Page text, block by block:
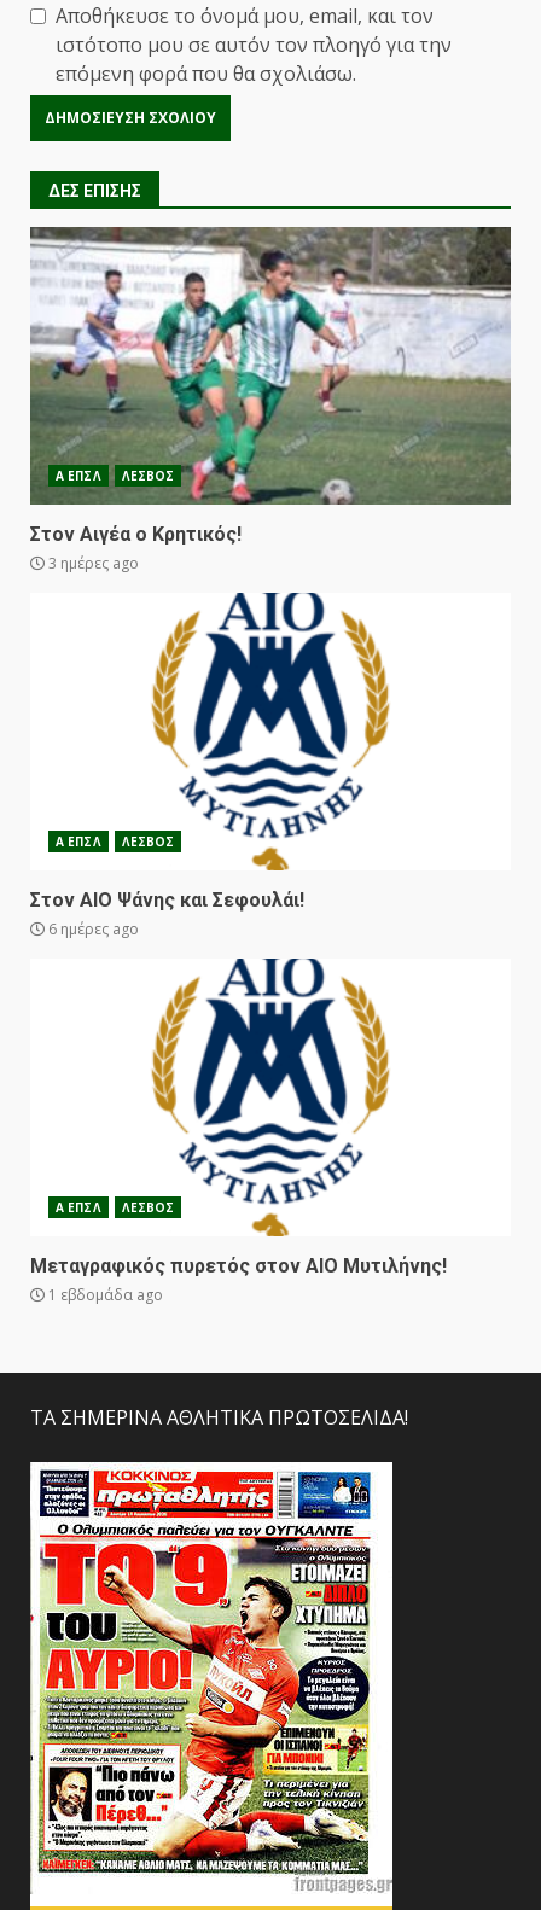
Αποθήκευσε το όνομά μου, email, και τον
ιστότοπο μου σε αυτόν τον πλοηγό για την
επόμενη φορά που θα σχολιάσω.
ΔΕΣ ΕΠΙΣΗΣ
Α ΕΠΣΛ ΛΕΣΒΟΣ
Στον Αιγέα ο Κρητικός!
3 ημέρες ago
Α ΕΠΣΛ ΛΕΣΒΟΣ
Στον ΑΙΟ Ψάνης και Σεφουλάι!
6 ημέρες ago
Α ΕΠΣΛ ΛΕΣΒΟΣ
Μεταγραφικός πυρετός στον ΑΙΟ Μυτιλήνης!
1 εβδομάδα ago
ΤΑ ΣΗΜΕΡΙΝΑ ΑΘΛΗΤΙΚΑ ΠΡΩΤΟΣΕΛΙΔΑ!